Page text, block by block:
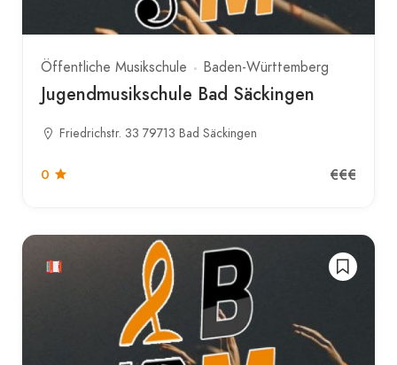
Öffentliche Musikschule Baden-Württemberg
Jugendmusikschule Bad Säckingen
Friedrichstr. 33 79713 Bad Säckingen
0 €€€